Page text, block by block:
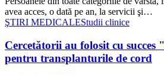
avea acces, o dată pe an, la servicii şi…
ŞTIRI MEDICALEStudii clinice
Cercetătorii au folosit cu
pentru transplanturile de cord